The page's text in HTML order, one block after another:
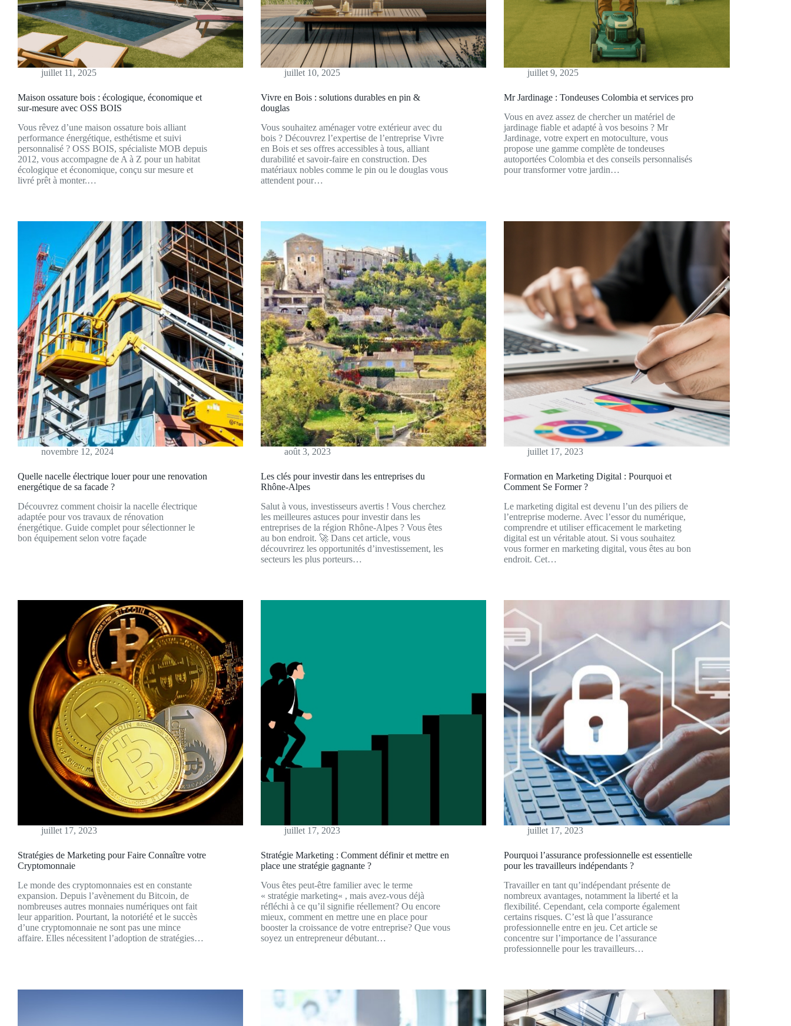
juillet 11, 2025
Maison ossature bois : écologique, économique et
sur-mesure avec OSS BOIS
Vous rêvez d’une maison ossature bois alliant
performance énergétique, esthétisme et suivi
personnalisé ? OSS BOIS, spécialiste MOB depuis
2012, vous accompagne de A à Z pour un habitat
écologique et économique, conçu sur mesure et
livré prêt à monter.…
juillet 10, 2025
Vivre en Bois : solutions durables en pin &
douglas
Vous souhaitez aménager votre extérieur avec du
bois ? Découvrez l’expertise de l’entreprise Vivre
en Bois et ses offres accessibles à tous, alliant
durabilité et savoir-faire en construction. Des
matériaux nobles comme le pin ou le douglas vous
attendent pour…
juillet 9, 2025
Mr Jardinage : Tondeuses Colombia et services pro
Vous en avez assez de chercher un matériel de
jardinage fiable et adapté à vos besoins ? Mr
Jardinage, votre expert en motoculture, vous
propose une gamme complète de tondeuses
autoportées Colombia et des conseils personnalisés
pour transformer votre jardin…
novembre 12, 2024
Quelle nacelle électrique louer pour une renovation
energétique de sa facade ?
Découvrez comment choisir la nacelle électrique
adaptée pour vos travaux de rénovation
énergétique. Guide complet pour sélectionner le
bon équipement selon votre façade
août 3, 2023
Les clés pour investir dans les entreprises du
Rhône-Alpes
Salut à vous, investisseurs avertis ! Vous cherchez
les meilleures astuces pour investir dans les
entreprises de la région Rhône-Alpes ? Vous êtes
au bon endroit. 🚀 Dans cet article, vous
découvrirez les opportunités d’investissement, les
secteurs les plus porteurs…
juillet 17, 2023
Formation en Marketing Digital : Pourquoi et
Comment Se Former ?
Le marketing digital est devenu l’un des piliers de
l’entreprise moderne. Avec l’essor du numérique,
comprendre et utiliser efficacement le marketing
digital est un véritable atout. Si vous souhaitez
vous former en marketing digital, vous êtes au bon
endroit. Cet…
juillet 17, 2023
Stratégies de Marketing pour Faire Connaître votre
Cryptomonnaie
Le monde des cryptomonnaies est en constante
expansion. Depuis l’avènement du Bitcoin, de
nombreuses autres monnaies numériques ont fait
leur apparition. Pourtant, la notoriété et le succès
d’une cryptomonnaie ne sont pas une mince
affaire. Elles nécessitent l’adoption de stratégies…
juillet 17, 2023
Stratégie Marketing : Comment définir et mettre en
place une stratégie gagnante ?
Vous êtes peut-être familier avec le terme
« stratégie marketing« , mais avez-vous déjà
réfléchi à ce qu’il signifie réellement? Ou encore
mieux, comment en mettre une en place pour
booster la croissance de votre entreprise? Que vous
soyez un entrepreneur débutant…
juillet 17, 2023
Pourquoi l’assurance professionnelle est essentielle
pour les travailleurs indépendants ?
Travailler en tant qu’indépendant présente de
nombreux avantages, notamment la liberté et la
flexibilité. Cependant, cela comporte également
certains risques. C’est là que l’assurance
professionnelle entre en jeu. Cet article se
concentre sur l’importance de l’assurance
professionnelle pour les travailleurs…